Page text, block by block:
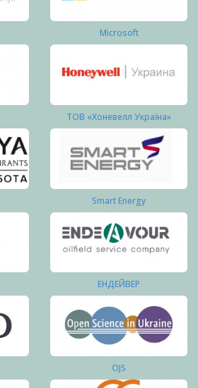
Microsoft
ТОВ «Хоневелл Україна»
Smart Energy
ЕНДЕЙВЕР
OJS